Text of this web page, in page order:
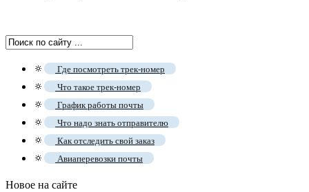
🔅 Где посмотреть трек-номер
🔅 Что такое трек-номер
🔅 График работы почты
🔅 Что надо знать отправителю
🔅 Как отследить свой заказ
🔅 Авиаперевозки почты
Новое на сайте